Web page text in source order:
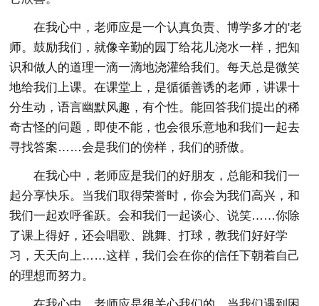
在我心中，老师应是一个认真负责、博学多才的'老
师。鼓励我们，就像辛勤的园丁给花儿浇水一样，把知
识和做人的道理一滴一滴地浇灌给我们。每天总是微笑
地给我们上课。在课堂上，是循循善诱的老师，讲课十
分生动，语言幽默风趣，有个性。能回答我们提出的稀
奇古怪的问题，即使不能，也会很乐意地和我们一起去
寻找答案……会是我们的傍样，我们的骄傲。
在我心中，老师应是我们的好朋友，总能和我们一
起分享快乐。当我们取得荣誉时，你会为我们高兴，和
我们一起欢呼雀跃。会和我们一起谈心、说笑……你除
了课上得好，还会唱歌、跳舞、打球，教我们好好学
习，天天向上……这样，我们会在你的信任下朝着自己
的理想而努力。